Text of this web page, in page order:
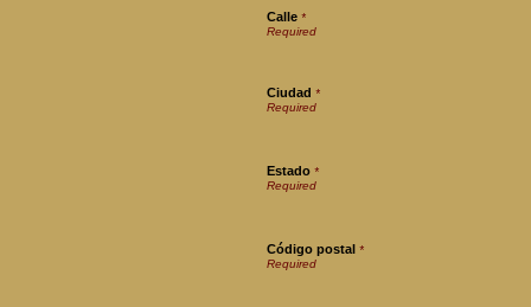
Calle *
Ciudad *
Estado *
Código postal *